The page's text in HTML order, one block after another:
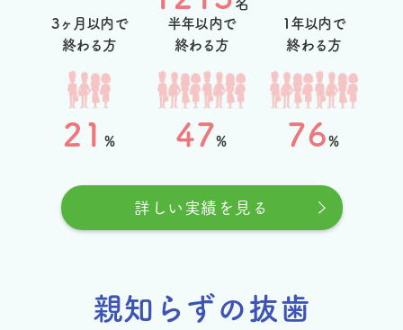
3ヶ月以内で
終わる方
21 %
半年以内で
終わる方
47%
1年以内で
終わる方
76%
詳しい実績を見る
親知らずの抜歯